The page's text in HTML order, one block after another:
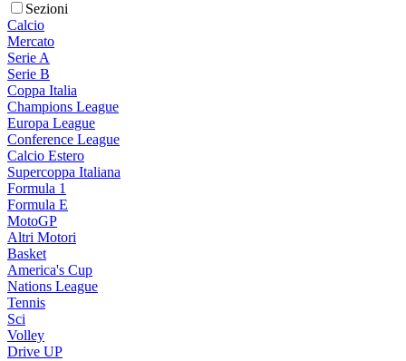
Sezioni
Calcio
Mercato
Serie A
Serie B
Coppa Italia
Champions League
Europa League
Conference League
Calcio Estero
Supercoppa Italiana
Formula 1
Formula E
MotoGP
Altri Motori
Basket
America's Cup
Nations League
Tennis
Sci
Volley
Drive UP